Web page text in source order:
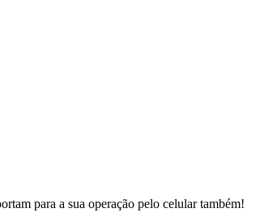
para a sua operação pelo celular também!